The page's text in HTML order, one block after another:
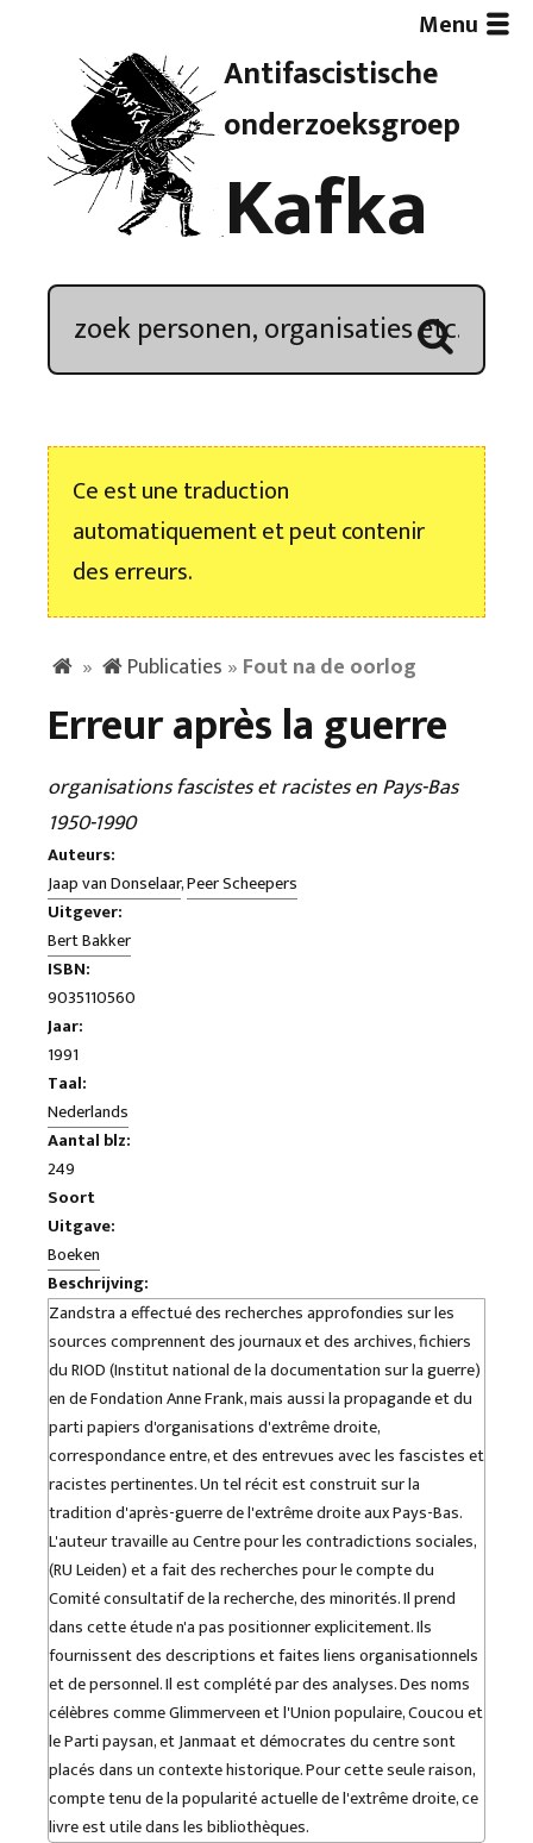
Antifascistische
onderzoeksgroep
Kafka
Menu
Artikelen
Demonstratieoverzicht
Kroniek
Nieuwsbrief
Ce est une traduction
automatiquement et peut contenir
des erreurs.
» Publicaties » Fout na de oorlog
Erreur après la guerre
organisations fascistes et racistes en Pays-Bas
1950-1990
Auteurs:
Jaap van Donselaar,Peer Scheepers
Uitgever:
Bert Bakker
ISBN:
9035110560
Jaar:
1991
Taal:
Nederlands
Aantal blz:
249
Soort
Uitgave:
Boeken
Beschrijving:
Zandstra a effectué des recherches approfondies sur les
sources comprennent des journaux et des archives, fichiers
du RIOD (Institut national de la documentation sur la guerre)
en de Fondation Anne Frank, mais aussi la propagande et du
parti papiers d'organisations d'extrême droite,
correspondance entre, et des entrevues avec les fascistes et
racistes pertinentes. Un tel récit est construit sur la
tradition d'après-guerre de l'extrême droite aux Pays-Bas.
L'auteur travaille au Centre pour les contradictions sociales,
(RU Leiden) et a fait des recherches pour le compte du
Comité consultatif de la recherche, des minorités. Il prend
dans cette étude n'a pas positionner explicitement. Ils
fournissent des descriptions et faites liens organisationnels
et de personnel. Il est complété par des analyses. Des noms
célèbres comme Glimmerveen et l'Union populaire, Coucou et
le Parti paysan, et Janmaat et démocrates du centre sont
placés dans un contexte historique. Pour cette seule raison,
compte tenu de la popularité actuelle de l'extrême droite, ce
livre est utile dans les bibliothèques.